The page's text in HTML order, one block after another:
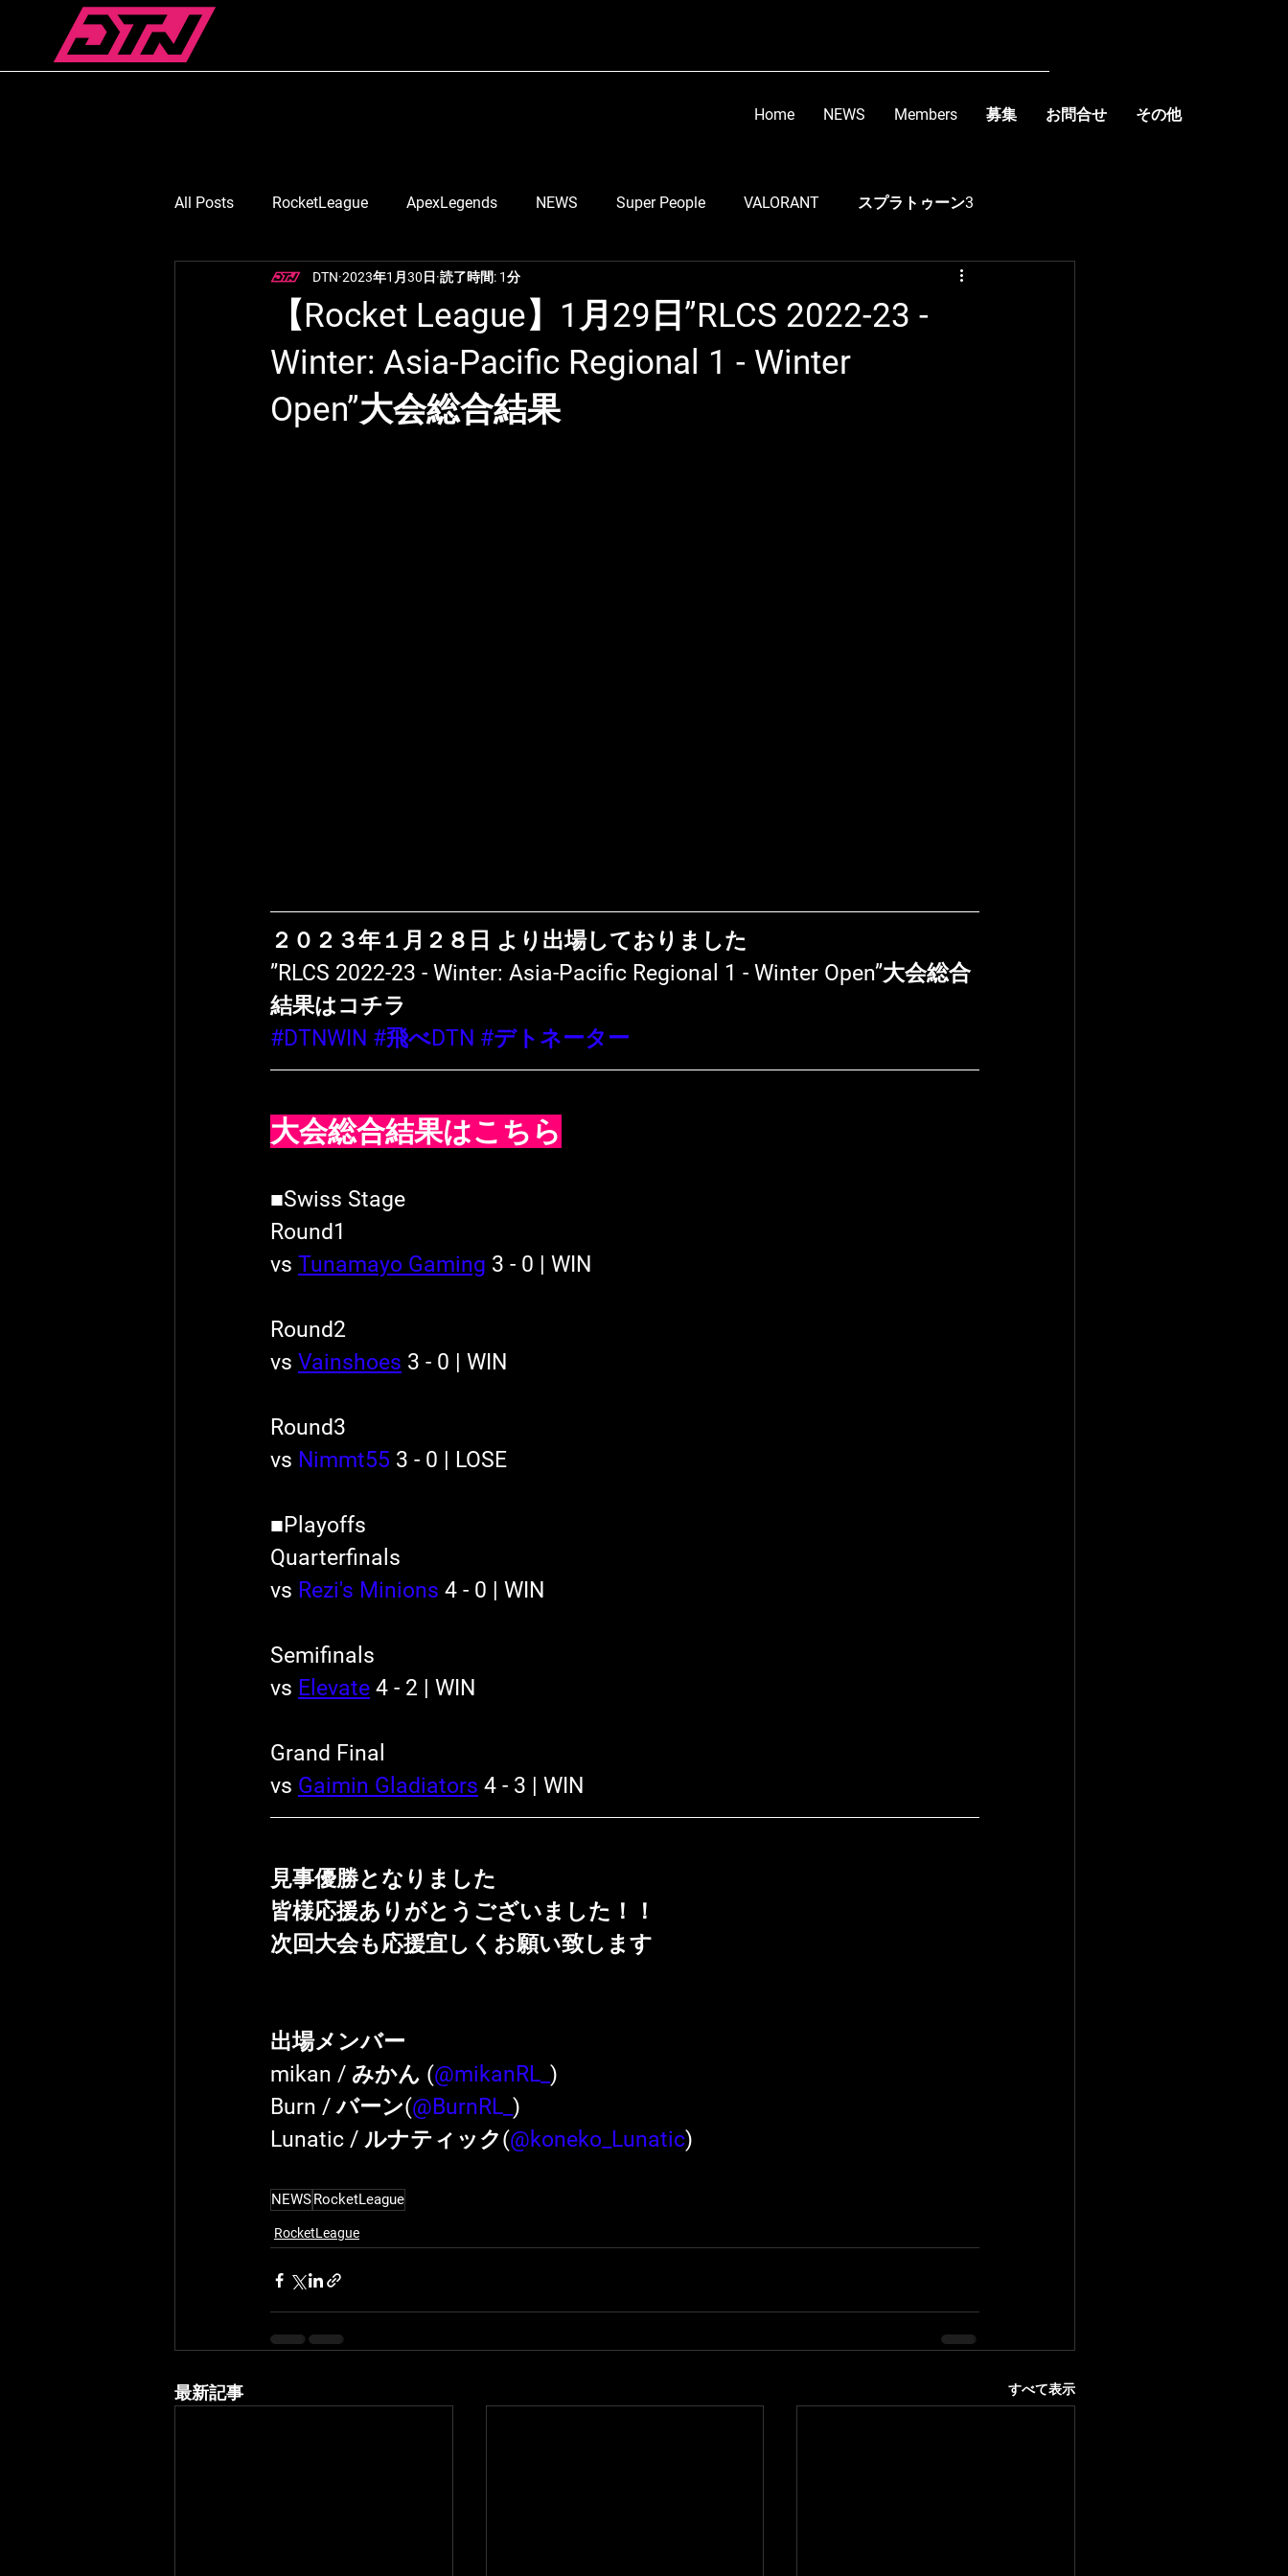
Home NEWS Members 募集 お問合せ その他
All Posts RocketLeague ApexLegends NEWS Super People VALORANT スプラトゥーン3
スマブラ Suruga Monkey 顔芸
七浬憂/ななりうい 月島ごう LEIA スマブラ部門 ちくのぼ DETONATOR
【Rocket League】1月29日”RLCS 2022-23 -
Winter: Asia-Pacific Regional 1 - Winter
Open”大会総合結果
DTN 2023年1月30日 読了時間: 1分
２０２３年１月２８日 より出場しておりました
”RLCS 2022-23 - Winter: Asia-Pacific Regional 1 - Winter Open”大会総合
結果はコチラ
#DTNWIN #飛べDTN #デトネーター
大会総合結果はこちら
■Swiss Stage
Round1
vs Tunamayo Gaming 3 - 0 | WIN
Round2
vs Vainshoes 3 - 0 | WIN
Round3
vs Nimmt55 3 - 0 | LOSE
■Playoffs
Quarterfinals
vs Rezi's Minions 4 - 0 | WIN
Semifinals
vs Elevate 4 - 2 | WIN
Grand Final
vs Gaimin Gladiators 4 - 3 | WIN
見事優勝となりました
皆様応援ありがとうございました！！
次回大会も応援宜しくお願い致します
出場メンバー
mikan / みかん (@mikanRL_ )
Burn / バーン(@BurnRL_ )
Lunatic / ルナティック(@koneko_Lunatic)
NEWSRocketLeague
RocketLeague
最新記事 すべて表示